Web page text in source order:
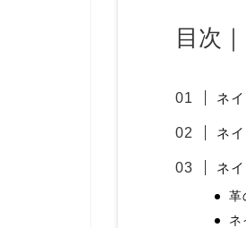
目次
ネ
ネ
ネ
革
ネ